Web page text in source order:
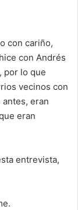
con cariño,
con Andrés
por lo que
vecinos con
eran
eran
entrevista,